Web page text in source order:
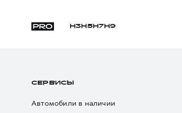
H3 H5H7 H9
СЕРВИСЫ
Автомобили в наличии